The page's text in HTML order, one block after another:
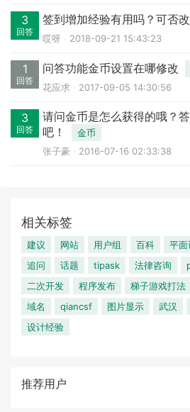
3
回答
签到增加经验有用吗？可否
哎呀
2018-09-21 15:43:23
1
回答
问答功能金币设置在哪修改
花应求
2017-09-05 14:30:56
3
回答
请问金币是怎么获得的哦？
吧！
金币
张子豪
2016-07-16 02:33:38
相关标签
建议 网站 用户组 百科 平面
追问
话题 tipask 法律咨询
二次开发
程序发布 梯子游戏打法
域名
qiancsf 图片显示 武汉
设计经验
推荐用户